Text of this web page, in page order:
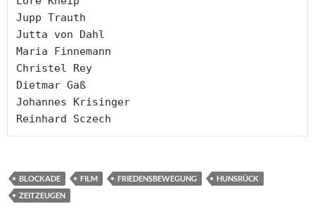
Jupp Trauth
Jutta von Dahl
Maria Finnemann
Christel Rey
Dietmar Gaß
Johannes Krisinger
Reinhard Sczech
BLOCKADE FILM FRIEDENSBEWEGUNG
HUNSRÜCK
ZEITZEUGEN